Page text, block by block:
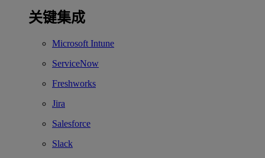
关键集成
Microsoft Intune
ServiceNow
Freshworks
Jira
Salesforce
Slack